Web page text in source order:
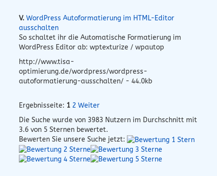
V. WordPress Autoformatierung im HTML-Editor
ausschalten
So schaltet ihr die Automatische Formatierung im
WordPress Editor ab: wptexturize / wpautop
http://www.tisa-
optimierung.de/wordpress/wordpress-
autoformatierung-ausschalten/ - 44.0kb
Ergebnisseite: 1 2 Weiter
Die Suche wurde von 3983 Nutzern im Durchschnitt mit
3.6 von 5 Sternen bewertet.
Bewerten Sie unsere Suche jetzt: